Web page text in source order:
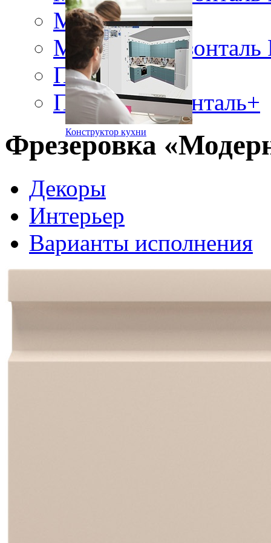
Конструктор кухни
Модерн RF10
Модерн горизонталь
Пиано+
Пиано горизонталь+
Фрезеровка
Декоры
Интерьер
Варианты исполнения